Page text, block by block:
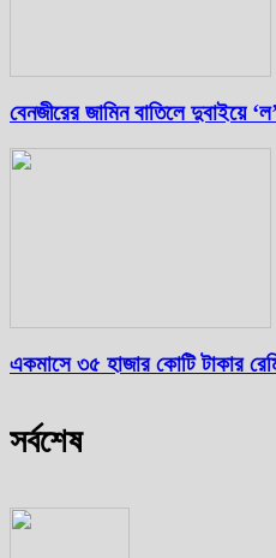
বেনজীরের জামিন বাতিলে দুবাইয়ে
একমাসে ৩৫ হাজার কোটি টাকার
সর্বশেষ